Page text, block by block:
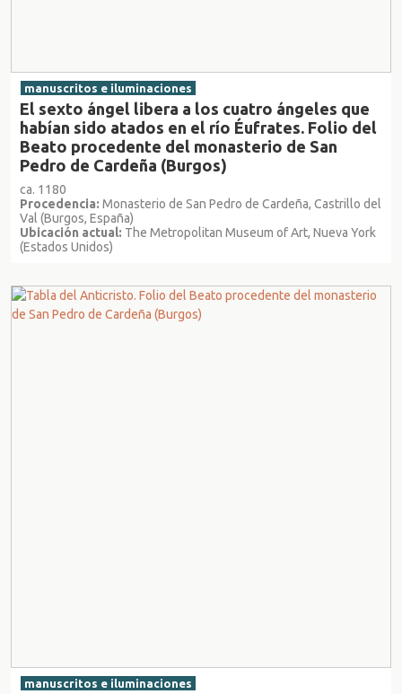
manuscritos e iluminaciones
El sexto ángel libera a los cuatro ángeles que
habían sido atados en el río Éufrates. Folio del
Beato procedente del monasterio de San
Pedro de Cardeña (Burgos)
ca. 1180
Procedencia: Monasterio de San Pedro de Cardeña, Castrillo del
Val (Burgos, España)
Ubicación actual: The Metropolitan Museum of Art, Nueva York
(Estados Unidos)
manuscritos e iluminaciones